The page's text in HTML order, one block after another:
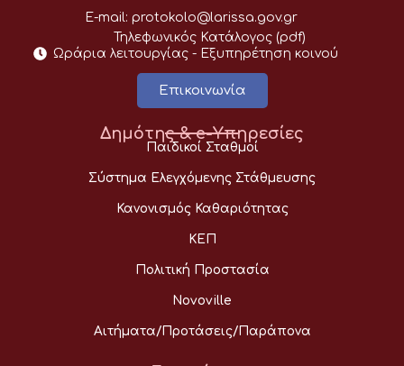
E-mail: protokolo@larissa.gov.gr
Τηλεφωνικός Κατάλογος (pdf)
Ωράρια λειτουργίας - Eξυπηρέτηση κοινού
Επικοινωνία
Δημότης & e-Υπηρεσίες
Παιδικοί Σταθμοί
Σύστημα Ελεγχόμενης Στάθμευσης
Κανονισμός Καθαριότητας
ΚΕΠ
Πολιτική Προστασία
Novoville
Αιτήματα/Προτάσεις/Παράπονα